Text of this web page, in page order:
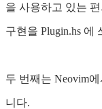
을 사용하고 있는
구현을 Plugin.hs 에
두 번째는 Neovim
니다.